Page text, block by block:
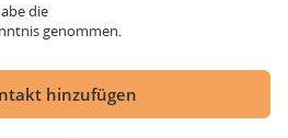
die
genommen.
hinzufügen